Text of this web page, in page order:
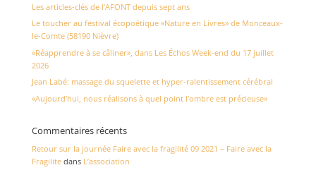
Les articles-clés de l’AFONT depuis sept ans
Le toucher au festival écopoétique «Nature en Livres» de Monceaux-
le-Comte (58190 Nièvre)
«Réapprendre à se câliner», dans Les Échos Week-end du 17 juillet
2026
Jean Labé: massage du squelette et hyper-ralentissement cérébral
«Aujourd’hui, nous réalisons à quel point l’ombre est précieuse»
Commentaires récents
Retour sur la journée Faire avec la fragilité 09 2021 – Faire avec la
Fragilitedans L’association